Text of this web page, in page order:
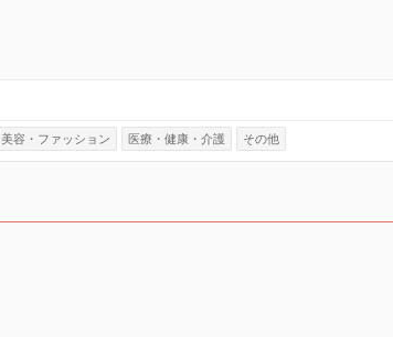
美容・ファッション 医療・健康・介護 その他